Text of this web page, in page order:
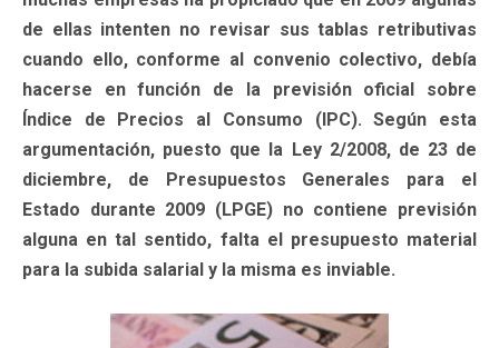
de ellas intenten no revisar sus tablas retributivas
cuando ello, conforme al convenio colectivo, debía
hacerse en función de la previsión oficial sobre
Índice de Precios al Consumo (IPC). Según esta
argumentación, puesto que la Ley 2/2008, de 23 de
diciembre, de Presupuestos Generales para el
Estado durante 2009 (LPGE) no contiene previsión
alguna en tal sentido, falta el presupuesto material
para la subida salarial y la misma es inviable.